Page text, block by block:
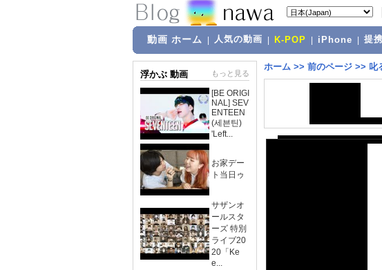
動画 ホーム 人気の動画 K-POP iPhone 提
浮かぶ 動画 もっと見る
[BE ORIGI
NAL] SEV
ENTEEN
(세븐틴)
'Left...
お家デー
ト当日ゥ
サザンオ
ールスタ
ーズ 特別
ライブ20
20「Ke
e...
ホーム >> 前のページ >> 叱